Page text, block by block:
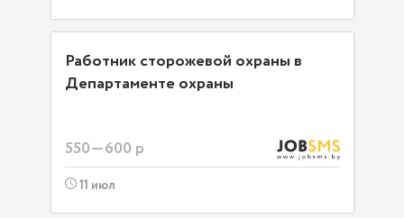
Работник сторожевой охраны в
Департаменте охраны
550—600 р
11 июл